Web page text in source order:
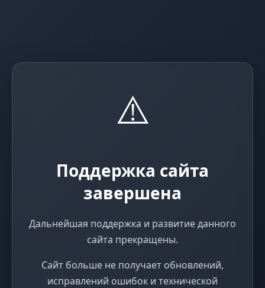
⚠️
Поддержка сайта
завершена
Дальнейшая поддержка и развитие данного
сайта прекращены.
Сайт больше не получает обновлений,
исправлений ошибок и технической